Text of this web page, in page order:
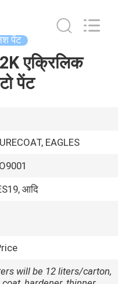
पेंट
एक्रिलिक
पेंट
EAGLES
आदि
will be 12 liters/carton,